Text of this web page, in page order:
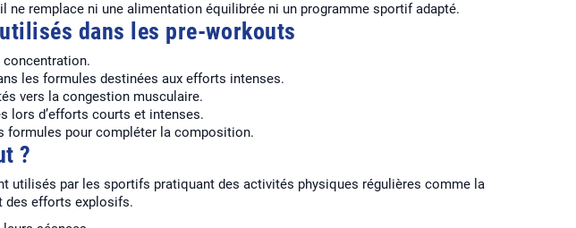
ne remplace ni une alimentation équilibrée ni un programme sportif adapté.
dans les pre-workouts
les formules destinées aux efforts intenses.
vers la congestion musculaire.
lors d’efforts courts et intenses.
formules pour compléter la composition.
?
utilisés par les sportifs pratiquant des activités physiques régulières comme la
des efforts explosifs.